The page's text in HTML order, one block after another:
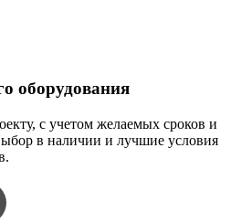
оборудования
с учетом желаемых сроков и
в наличии и лучшие условия